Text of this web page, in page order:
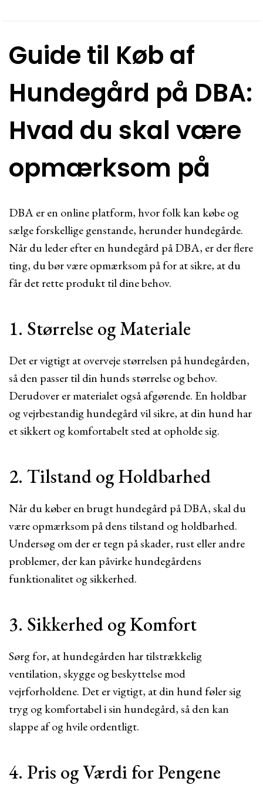
Guide til Køb af
Hundegård på DBA:
Hvad du skal være
opmærksom på
DBA er en online platform, hvor folk kan købe og
sælge forskellige genstande, herunder hundegårde.
Når du leder efter en hundegård på DBA, er der flere
ting, du bør være opmærksom på for at sikre, at du
får det rette produkt til dine behov.
1. Størrelse og Materiale
Det er vigtigt at overveje størrelsen på hundegården,
så den passer til din hunds størrelse og behov.
Derudover er materialet også afgørende. En holdbar
og vejrbestandig hundegård vil sikre, at din hund har
et sikkert og komfortabelt sted at opholde sig.
2. Tilstand og Holdbarhed
Når du køber en brugt hundegård på DBA, skal du
være opmærksom på dens tilstand og holdbarhed.
Undersøg om der er tegn på skader, rust eller andre
problemer, der kan påvirke hundegårdens
funktionalitet og sikkerhed.
3. Sikkerhed og Komfort
Sørg for, at hundegården har tilstrækkelig
ventilation, skygge og beskyttelse mod
vejrforholdene. Det er vigtigt, at din hund føler sig
tryg og komfortabel i sin hundegård, så den kan
slappe af og hvile ordentligt.
4. Pris og Værdi for Pengene